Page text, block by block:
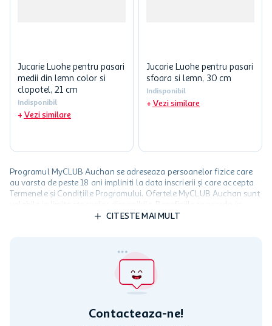
Jucarie Luohe pentru pasari
medii din lemn color si
clopotel, 21 cm
Indisponibil
Vezi similare
Jucarie Luohe pentru pasari
sfoara si lemn, 30 cm
Indisponibil
Vezi similare
Programul MyCLUB Auchan se adreseaza persoanelor fizice care
au varsta de peste 18 ani impliniti la data inscrierii și care accepta
Termenele și Condițiile Programului. Ofertele MyCLUB Auchan sunt
limita a 12 unitati / card client o singura data in perioada promotiei.
activitati in afara celor mentionate in Termene si Conditii. Auchan
nu raspunde pentru imposibilitatea utilizarii Cardului in perioada in
care aceste este suspendat sau in perioada in care sunt efectuate
CITESTE MAI MULT
Contacteaza-ne!